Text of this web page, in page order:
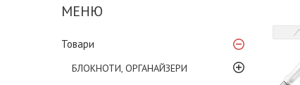
Товари
БЛОКНОТИ, ОРГАНАЙЗЕРИ